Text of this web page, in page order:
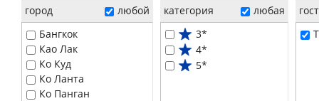
город
любой
Бангкок
Као Лак
Ко Куд
Ко Ланта
Ко Панган
категория
любая
3*
4*
5*